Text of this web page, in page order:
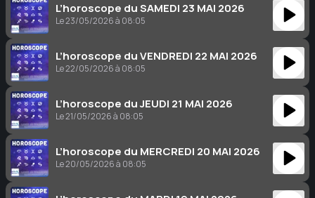
L’horoscope du SAMEDI 23 MAI 2026
Le 23/05/2026 à 08:05
L’horoscope du VENDREDI 22 MAI 2026
Le 22/05/2026 à 08:05
L’horoscope du JEUDI 21 MAI 2026
Le 21/05/2026 à 08:05
L’horoscope du MERCREDI 20 MAI 2026
Le 20/05/2026 à 08:05